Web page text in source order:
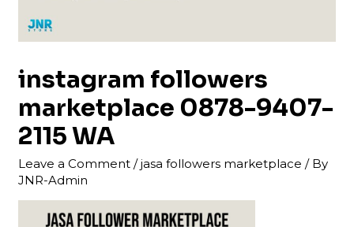
instagram followers
marketplace 0878-9407-
2115 WA
Leave a Comment /jasa followers marketplace / By
JNR-Admin